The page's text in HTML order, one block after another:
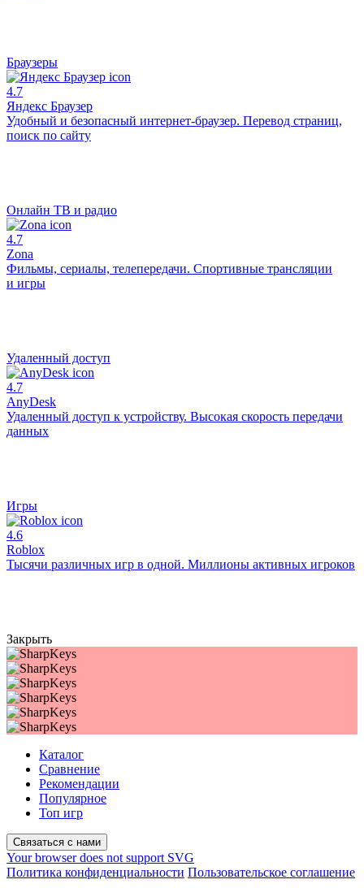
Браузеры
4.7
Яндекс Браузер
Удобный и безопасный интернет-браузер. Перевод страниц,
поиск по сайту
Онлайн ТВ и радио
4.7
Zona
Фильмы, сериалы, телепередачи. Спортивные трансляции
и игры
Удаленный доступ
4.7
AnyDesk
Удаленный доступ к устройству. Высокая скорость передачи
данных
Игры
4.6
Roblox
Тысячи различных игр в одной. Миллионы активных игроков
Закрыть
Каталог
Сравнение
Рекомендации
Популярное
Топ игр
Связаться с нами
Your browser does not support SVG
Политика конфиденциальности Пользовательское соглашение